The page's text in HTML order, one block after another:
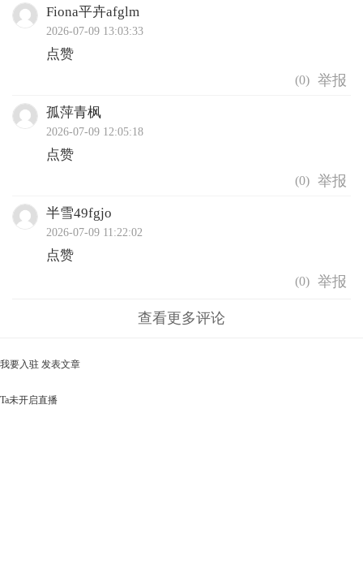
Fiona平卉afglm
2026-07-09 13:03:33
点赞
(0)
孤萍青枫
2026-07-09 12:05:18
点赞
(0)
半雪49fgjo
2026-07-09 11:22:02
点赞
(0)
查看更多评论
我要入驻 发表文章
Ta未开启直播